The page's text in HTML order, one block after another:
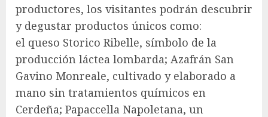
productores, los visitantes podrán descubrir
y degustar productos únicos como:
el queso Storico Ribelle, símbolo de la
producción láctea lombarda; Azafrán San
Gavino Monreale, cultivado y elaborado a
mano sin tratamientos químicos en
Cerdeña; Papaccella Napoletana, un